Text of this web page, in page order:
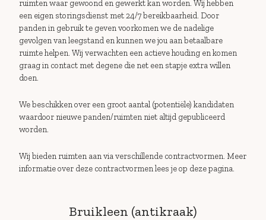
ruimten waar gewoond en gewerkt kan worden. Wij hebben
een eigen storingsdienst met 24/7 bereikbaarheid. Door
panden in gebruik te geven voorkomen we de nadelige
gevolgen van leegstand en kunnen we jou aan betaalbare
ruimte helpen. Wij verwachten een actieve houding en komen
graag in contact met degene die net een stapje extra willen
doen.
We beschikken over een groot aantal (potentiële) kandidaten
waardoor nieuwe panden/ruimten niet altijd gepubliceerd
worden.
Wij bieden ruimten aan via verschillende contractvormen. Meer
informatie over deze contractvormen lees je op deze pagina.
Bruikleen (antikraak)